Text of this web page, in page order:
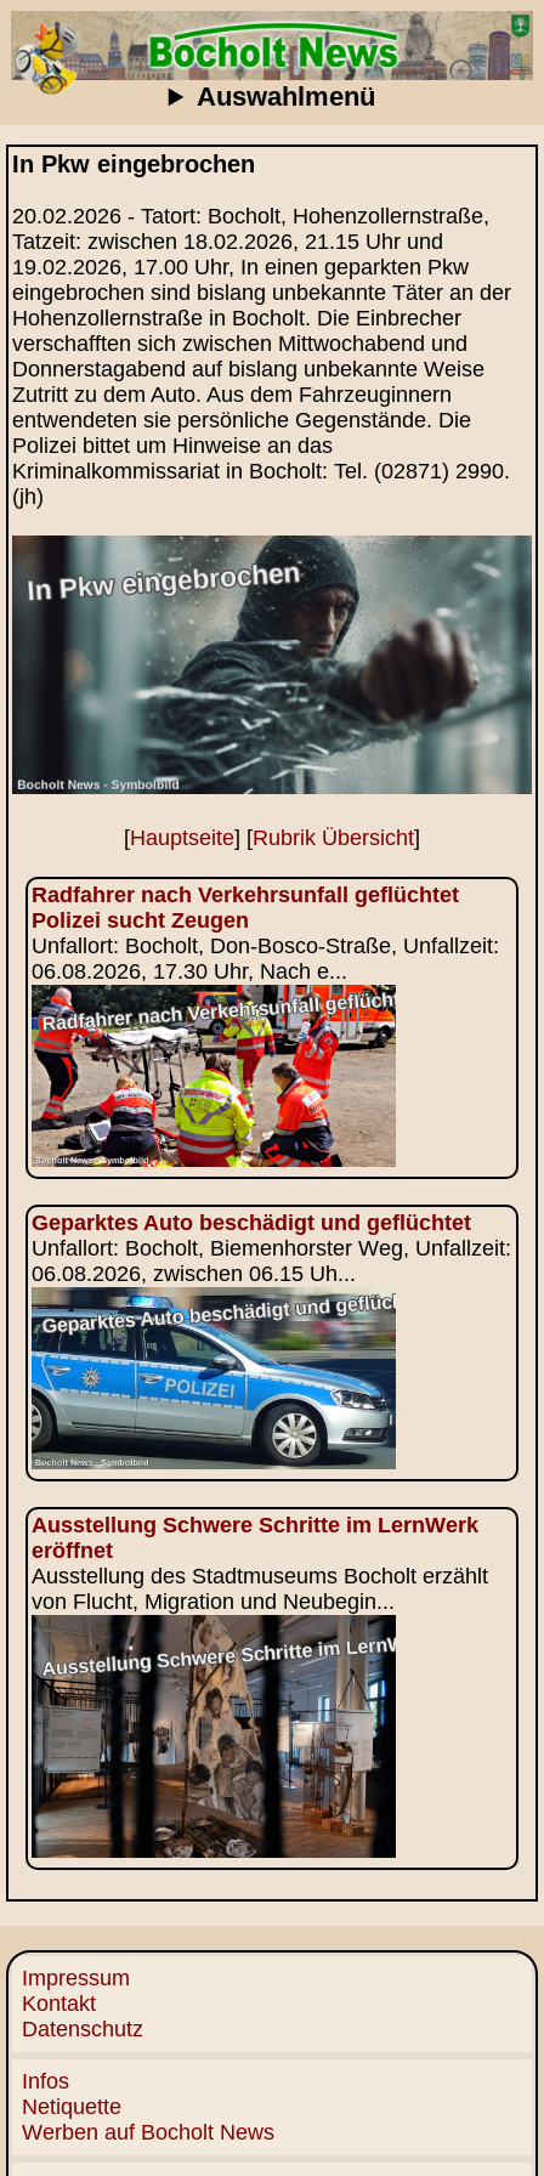
Auswahlmenü
In Pkw eingebrochen
20.02.2026 - Tatort: Bocholt, Hohenzollernstraße,
Tatzeit: zwischen 18.02.2026, 21.15 Uhr und
19.02.2026, 17.00 Uhr, In einen geparkten Pkw
eingebrochen sind bislang unbekannte Täter an der
Hohenzollernstraße in Bocholt. Die Einbrecher
verschafften sich zwischen Mittwochabend und
Donnerstagabend auf bislang unbekannte Weise
Zutritt zu dem Auto. Aus dem Fahrzeuginnern
entwendeten sie persönliche Gegenstände. Die
Polizei bittet um Hinweise an das
Kriminalkommissariat in Bocholt: Tel. (02871) 2990.
(jh)
[Hauptseite] [Rubrik Übersicht]
Radfahrer nach Verkehrsunfall geflüchtet
Polizei sucht Zeugen
Unfallort: Bocholt, Don-Bosco-Straße, Unfallzeit:
06.08.2026, 17.30 Uhr, Nach e...
Geparktes Auto beschädigt und geflüchtet
Unfallort: Bocholt, Biemenhorster Weg, Unfallzeit:
06.08.2026, zwischen 06.15 Uh...
Ausstellung Schwere Schritte im LernWerk
eröffnet
Ausstellung des Stadtmuseums Bocholt erzählt
von Flucht, Migration und Neubegin...
Impressum
Kontakt
Datenschutz
Infos
Netiquette
Werben auf Bocholt News